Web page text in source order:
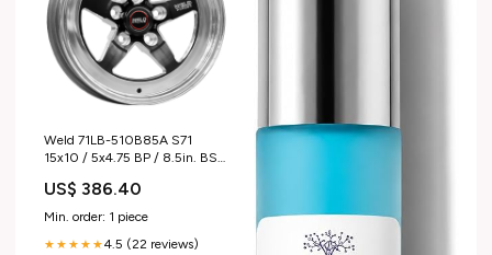
Weld 71LB-510B85A S71
15x10 / 5x4.75 BP / 8.5in. BS
fits_2007`GMC`Sierra 3500
Classic`SL~2007`GMC`Sierra
Classic`SLE~2007`GMC`Sierra
US$ 386.40
Min. order: 1 piece
★★★★★4.5 (22 reviews)